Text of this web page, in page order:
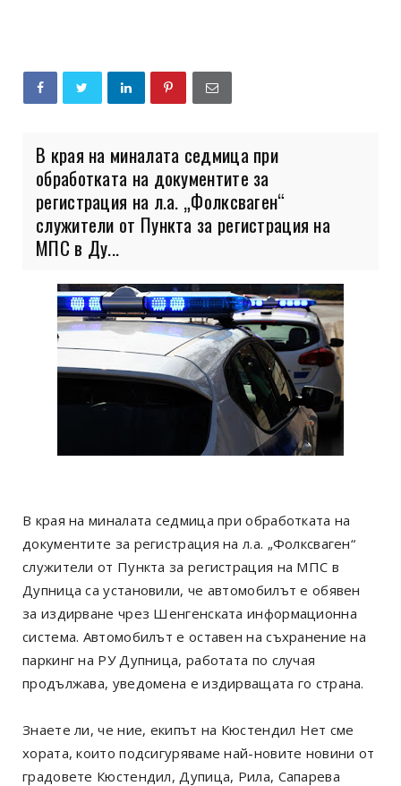
В края на миналата седмица при
обработката на документите за
регистрация на л.а. „Фолксваген“
служители от Пункта за регистрация на
МПС в Ду...
В края на миналата седмица при обработката на
документите за регистрация на л.а. „Фолксваген“
служители от Пункта за регистрация на МПС в
Дупница са установили, че автомобилът е обявен
за издирване чрез Шенгенската информационна
система. Автомобилът е оставен на съхранение на
паркинг на РУ Дупница, работата по случая
продължава, уведомена е издирващата го страна.
Знаете ли, че ние, екипът на Кюстендил Нет сме
хората, които подсигуряваме най-новите новини от
градовете Кюстендил, Дупица, Рила, Сапарева